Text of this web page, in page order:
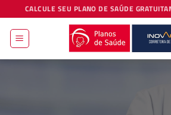
to
content
CALCULE SEU PLANO DE SAÚDE